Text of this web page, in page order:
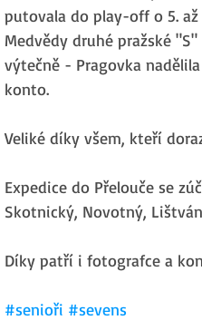
putovala do play-off o 5. až
Medvědy druhé pražské
výtečně - Pragovka
konto.
Veliké díky všem, kteří
Expedice do Přelouče se
Skotnický, Novotný,
Díky patří i fotografce a
#senioři #sevens